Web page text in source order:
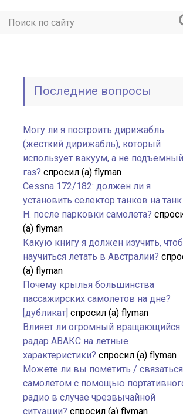
Последние вопросы
Могу ли я построить дирижабль
(жесткий дирижабль), который
использует вакуум, а не подъемный
газ? спросил (а) flyman
Cessna 172/182: должен ли я
установить селектор танков на танк
H. после парковки самолета?
(а) flyman
Какую книгу я должен изучить,
научиться летать в Австралии?
(а) flyman
Почему крылья большинства
пассажирских самолетов на дне?
[дубликат] спросил (а) flyman
Влияет ли огромный вращающийся
радар АВАКС на летные
характеристики? спросил (а) flyman
Можете ли вы пометить /
самолетом с помощью
радио в случае чрезвычайной
ситуации? спросил (а) flyman